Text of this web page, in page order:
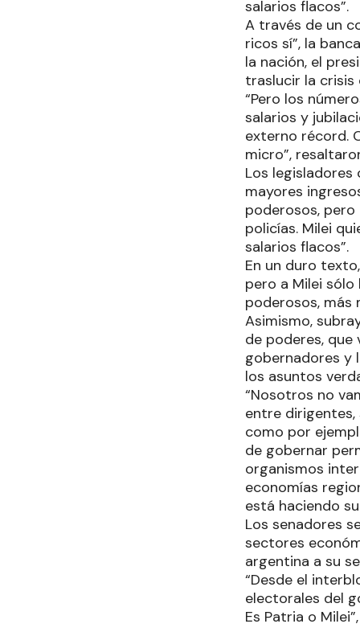
salarios flacos”.
A través de un
ricos sí”, la
la nación, el
traslucir la crisis
“Pero los
salarios y
externo récord.
micro”,
Los
mayores
poderosos, pero
policías. Milei
salarios flacos”.
En un duro
pero a Milei
poderosos, más
Asimismo,
de poderes,
gobernadores y
los asuntos
“Nosotros no
entre dirigentes,
como por
de gobernar
organismos
economías
está haciendo
Los senadores
sectores
argentina a su
“Desde el
electorales del
Es Patria o